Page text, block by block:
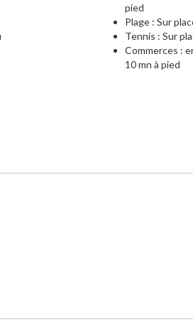
pied
Plage : Sur
Tennis : Sur
Commerces :
10 mn à pied